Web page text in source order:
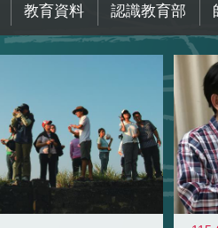
教育資料 認識教育部